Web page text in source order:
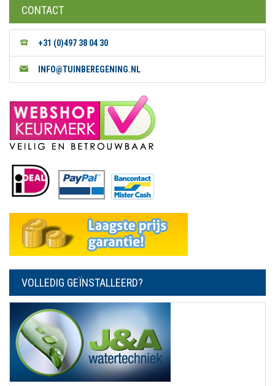
CONTACT
+31 (0)497 38 04 30
INFO@TUINBEREGENING.NL
VOLLEDIG GEÏNSTALLEERD?